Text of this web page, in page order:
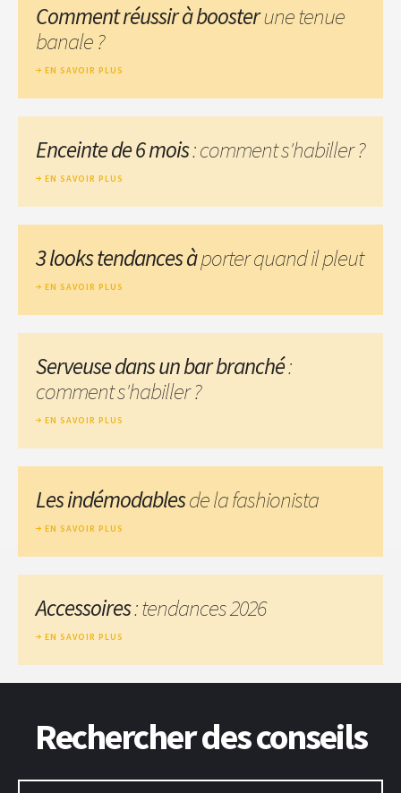
Comment réussir à boosterune tenue
banale ?
EN SAVOIR PLUS
Enceinte de 6 mois: comment s'habiller ?
EN SAVOIR PLUS
3 looks tendances àporter quand il pleut
EN SAVOIR PLUS
Serveuse dans un bar branché:
comment s'habiller ?
EN SAVOIR PLUS
Les indémodablesde la fashionista
EN SAVOIR PLUS
Accessoires: tendances 2026
EN SAVOIR PLUS
Rechercher des conseils